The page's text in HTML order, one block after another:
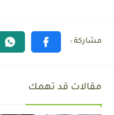
مقالات قد تهمك